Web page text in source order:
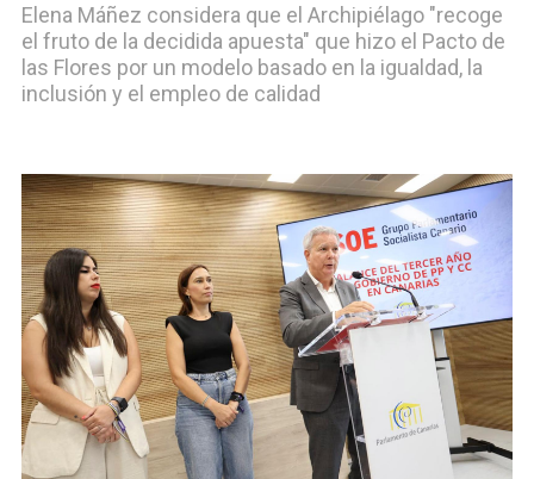
Elena Máñez considera que el Archipiélago "recoge
el fruto de la decidida apuesta" que hizo el Pacto de
las Flores por un modelo basado en la igualdad, la
inclusión y el empleo de calidad